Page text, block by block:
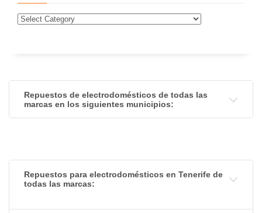
Repuestos de electrodomésticos de todas las
marcas en los siguientes municipios:
Repuestos para electrodomésticos en Tenerife de
todas las marcas: